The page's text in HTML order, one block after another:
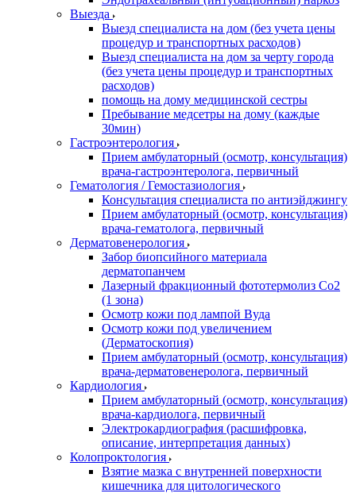
Выезда
Выезд специалиста на дом (без учета цены
процедур и транспортных расходов)
Выезд специалиста на дом за черту города
(без учета цены процедур и транспортных
расходов)
помощь на дому медицинской сестры
Пребывание медсетры на дому (каждые
30мин)
Гастроэнтерология
Прием амбулаторный (осмотр, консультация)
врача-гастроэнтеролога, первичный
Гематология / Гемостазиология
Консультация специалиста по антиэйджингу
Прием амбулаторный (осмотр, консультация)
врача-гематолога, первичный
Дерматовенерология
Забор биопсийного материала
дерматопанчем
Лазерный фракционный фототермолиз Со2
(1 зона)
Осмотр кожи под лампой Вуда
Осмотр кожи под увеличением
(Дерматоскопия)
Прием амбулаторный (осмотр, консультация)
врача-дерматовенеролога, первичный
Кардиология
Прием амбулаторный (осмотр, консультация)
врача-кардиолога, первичный
Электрокардиография (расшифровка,
описание, интерпретация данных)
Колопроктология
Взятие мазка с внутренней поверхности
кишечника для цитологического